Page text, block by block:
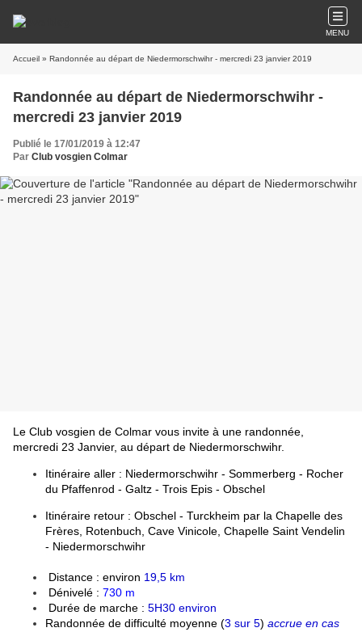
MENU
Accueil » Randonnée au départ de Niedermorschwihr - mercredi 23 janvier 2019
Randonnée au départ de Niedermorschwihr -
mercredi 23 janvier 2019
Publié le 17/01/2019 à 12:47
Par Club vosgien Colmar
Le Club vosgien de Colmar vous invite à une randonnée,
mercredi 23 Janvier, au départ de Niedermorschwihr.
Itinéraire aller : Niedermorschwihr - Sommerberg - Rocher
du Pfaffenrod - Galtz - Trois Epis - Obschel
Itinéraire retour : Obschel - Turckheim par la Chapelle des
Frères, Rotenbuch, Cave Vinicole, Chapelle Saint Vendelin
- Niedermorschwihr
Distance : environ 19,5 km
Dénivelé : 730 m
Durée de marche : 5H30 environ
Randonnée de difficulté moyenne (3 sur 5) accrue en cas